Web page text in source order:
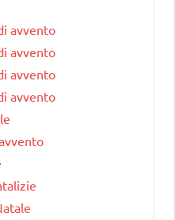
avvento
avvento
avvento
avvento